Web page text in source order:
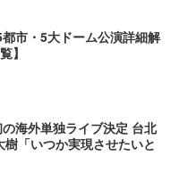
市・5大ドーム公演詳細解
】
海外単独ライブ決定 台北
「いつか実現させたいと